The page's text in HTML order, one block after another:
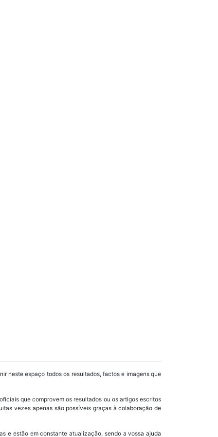
neste espaço todos os resultados, factos e imagens que
que comprovem os resultados ou os artigos escritos
vezes apenas são possíveis graças à colaboração de
e estão em constante atualização, sendo a vossa ajuda